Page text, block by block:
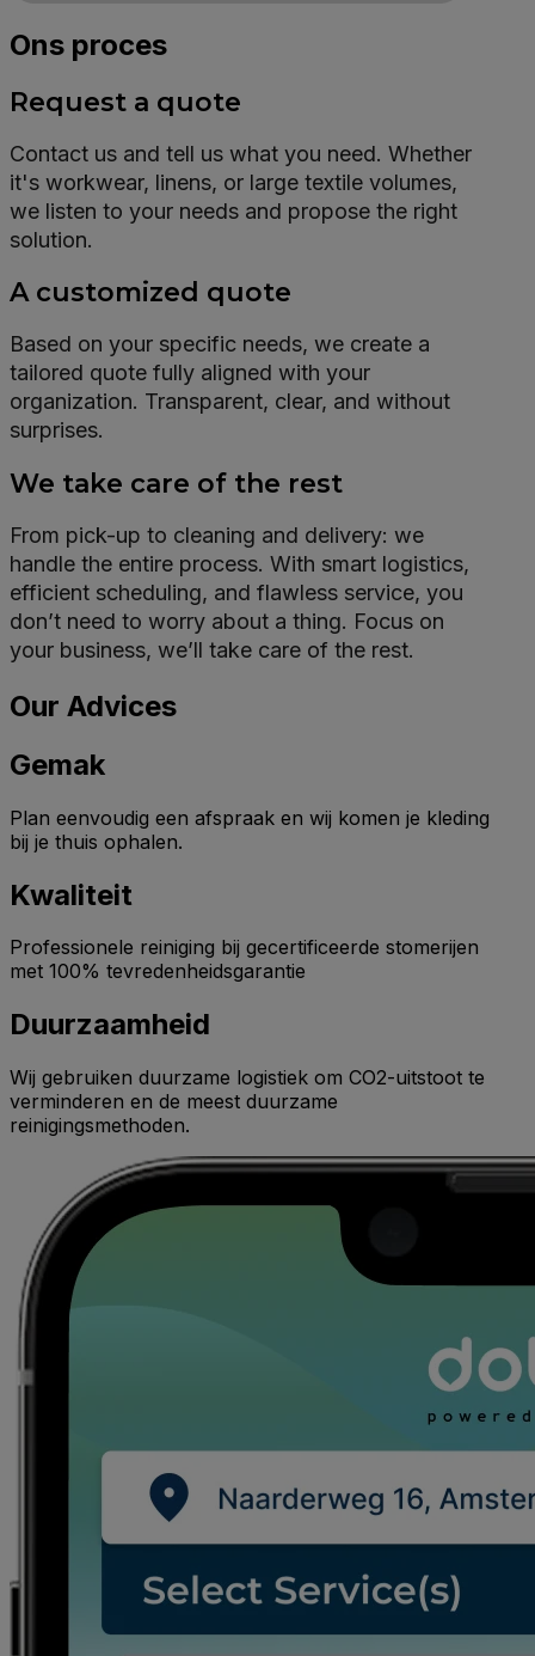
Ons proces
Request a quote
Contact us and tell us what you need. Whether
it's workwear, linens, or large textile volumes,
we listen to your needs and propose the right
solution.
A customized quote
Based on your specific needs, we create a
tailored quote fully aligned with your
organization. Transparent, clear, and without
surprises.
We take care of the rest
From pick-up to cleaning and delivery: we
handle the entire process. With smart logistics,
efficient scheduling, and flawless service, you
don’t need to worry about a thing. Focus on
your business, we’ll take care of the rest.
Our Advices
Gemak
Plan eenvoudig een afspraak en wij komen je kleding
bij je thuis ophalen.
Kwaliteit
Professionele reiniging bij gecertificeerde stomerijen
met 100% tevredenheidsgarantie
Duurzaamheid
Wij gebruiken duurzame logistiek om CO2-uitstoot te
verminderen en de meest duurzame
reinigingsmethoden.